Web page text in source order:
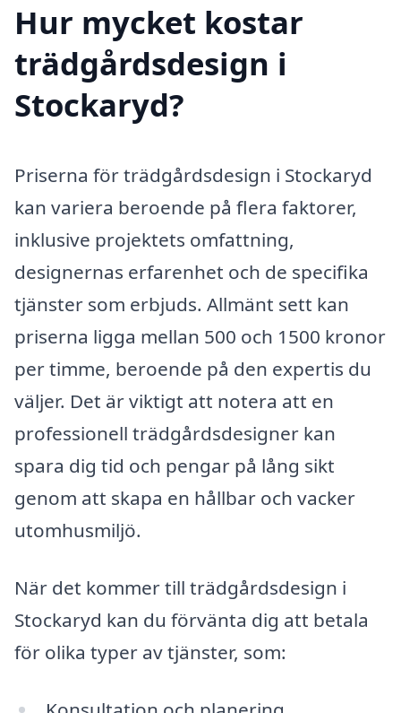
Hur mycket kostar
trädgårdsdesign i
Stockaryd?
Priserna för trädgårdsdesign i Stockaryd
kan variera beroende på flera faktorer,
inklusive projektets omfattning,
designernas erfarenhet och de specifika
tjänster som erbjuds. Allmänt sett kan
priserna ligga mellan 500 och 1500 kronor
per timme, beroende på den expertis du
väljer. Det är viktigt att notera att en
professionell trädgårdsdesigner kan
spara dig tid och pengar på lång sikt
genom att skapa en hållbar och vacker
utomhusmiljö.
När det kommer till trädgårdsdesign i
Stockaryd kan du förvänta dig att betala
för olika typer av tjänster, som: